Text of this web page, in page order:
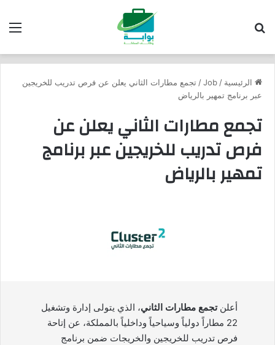
الرئيسية /
Job
/ تجمع مطارات الثاني يعلن عن فرص تدريب للخريجين
عبر برنامج تمهير بالرياض
تجمع مطارات الثاني يعلن عن
فرص تدريب للخريجين عبر برنامج
تمهير بالرياض
أعلنتجمع مطارات الثاني، الذي يتولى إدارة وتشغيل
22 مطاراً دولياً وسياحياً وداخلياً بالمملكة، عن إتاحة
فرص تدريب للخريجين والخريجات ضمن برنامج